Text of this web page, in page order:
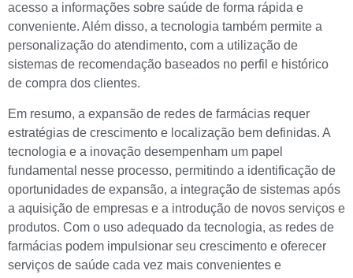
acesso a informações sobre saúde de forma rápida e
conveniente. Além disso, a tecnologia também permite a
personalização do atendimento, com a utilização de
sistemas de recomendação baseados no perfil e histórico
de compra dos clientes.
Em resumo, a expansão de redes de farmácias requer
estratégias de crescimento e localização bem definidas. A
tecnologia e a inovação desempenham um papel
fundamental nesse processo, permitindo a identificação de
oportunidades de expansão, a integração de sistemas após
a aquisição de empresas e a introdução de novos serviços e
produtos. Com o uso adequado da tecnologia, as redes de
farmácias podem impulsionar seu crescimento e oferecer
serviços de saúde cada vez mais convenientes e